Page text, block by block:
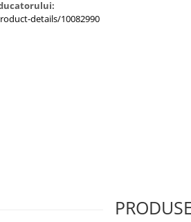
details/10082990